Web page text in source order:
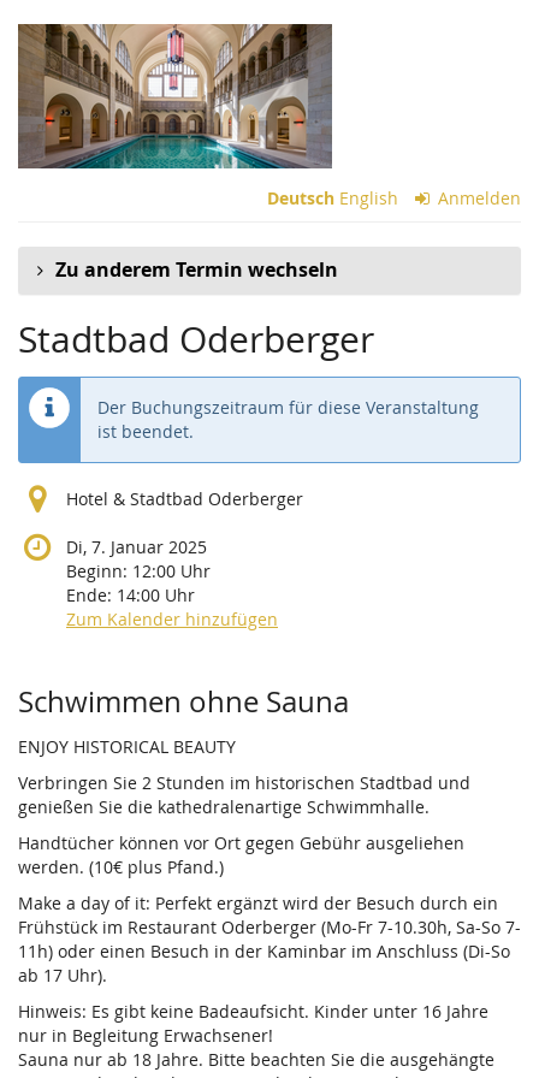
Zum
Haupt-
Inhalt
springen
Deutsch English Anmelden
Zu anderem Termin wechseln
Stadtbad Oderberger
Der Buchungszeitraum für diese Veranstaltung
ist beendet.
Hotel & Stadtbad Oderberger
Di, 7. Januar 2025
Beginn: 12:00 Uhr
Ende: 14:00 Uhr
Zum Kalender hinzufügen
Produkte
Schwimmen ohne Sauna
ENJOY HISTORICAL BEAUTY
Verbringen Sie 2 Stunden im historischen Stadtbad und
genießen Sie die kathedralenartige Schwimmhalle.
Handtücher können vor Ort gegen Gebühr ausgeliehen
werden. (10€ plus Pfand.)
Make a day of it: Perfekt ergänzt wird der Besuch durch ein
Frühstück im Restaurant Oderberger (Mo-Fr 7-10.30h, Sa-So 7-
11h) oder einen Besuch in der Kaminbar im Anschluss (Di-So
ab 17 Uhr).
Hinweis: Es gibt keine Badeaufsicht. Kinder unter 16 Jahre
nur in Begleitung Erwachsener!
Sauna nur ab 18 Jahre. Bitte beachten Sie die ausgehängte